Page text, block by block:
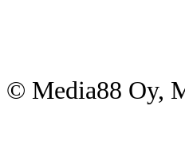
© Media88 Oy,